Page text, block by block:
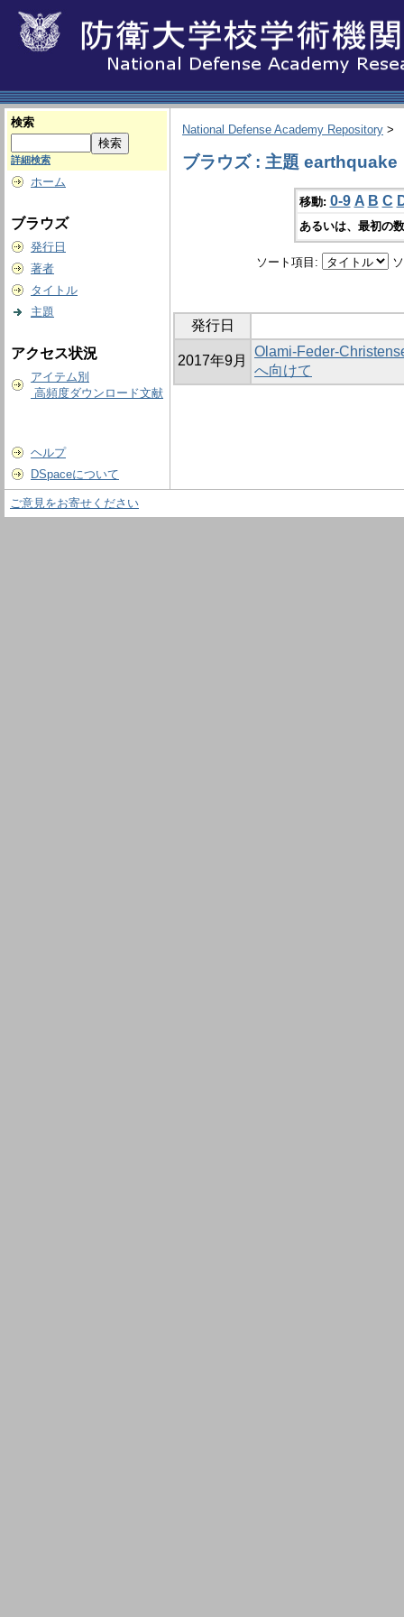
検索
詳細検索
ホーム
ブラウズ
発行日
著者
タイトル
主題
アクセス状況
アイテム別
高頻度ダウンロード文献
ヘルプ
DSpaceについて
National Defense Academy Repository >
ブラウズ : 主題 earthquake
移動: 0-9 A B C
あるいは、最初の
ソート項目:
発行日
2017年9月
Olami-Feder-
へ向けて
ご意見をお寄せください